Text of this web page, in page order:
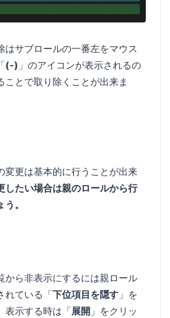
はサブロールの一番左をマウス
(-) 」のアイコンが表示されるの
ことで取り除くことが出来ま
変更は基本的に行うことが出来
したい場合は親のロールから行
。
から非表示にするには親ロール
れている「下位項目を隠す 」を
表示する時は「展開 」をクリッ